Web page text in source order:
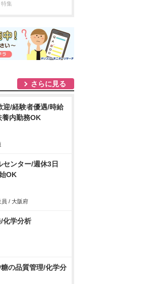
集
さらに見る
迎/経験者優遇/時給
養内勤務OK
センター/週休3日
OK
員 / 大阪府
化学分析
の品質管理/化学分